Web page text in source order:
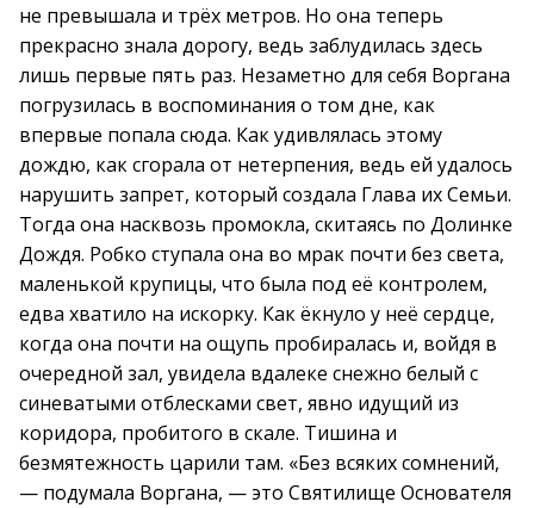
не превышала и трёх метров. Но она теперь
прекрасно знала дорогу, ведь заблудилась здесь
лишь первые пять раз. Незаметно для себя Воргана
погрузилась в воспоминания о том дне, как
впервые попала сюда. Как удивлялась этому
дождю, как сгорала от нетерпения, ведь ей удалось
нарушить запрет, который создала Глава их Семьи.
Тогда она насквозь промокла, скитаясь по Долинке
Дождя. Робко ступала она во мрак почти без света,
маленькой крупицы, что была под её контролем,
едва хватило на искорку. Как ёкнуло у неё сердце,
когда она почти на ощупь пробиралась и, войдя в
очередной зал, увидела вдалеке снежно белый с
синеватыми отблесками свет, явно идущий из
коридора, пробитого в скале. Тишина и
безмятежность царили там. «Без всяких сомнений,
— подумала Воргана, — это Святилище Основателя